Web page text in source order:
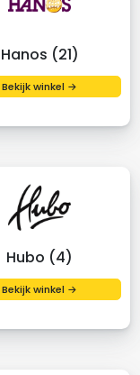
Hanos (21)
Bekijk winkel →
Hubo (4)
Bekijk winkel →